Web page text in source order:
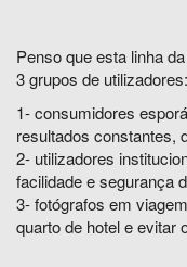
Penso que esta linha
3 grupos de utilizadores:
1- consumidores
resultados constantes,
2- utilizadores
facilidade e segurança
3- fotógrafos em
quarto de hotel e evitar